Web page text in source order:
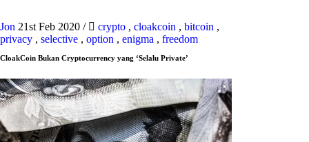
Jon 21st Feb 2020 / crypto , cloakcoin , bitcoin ,
privacy , selective , option , enigma , freedom
CloakCoin Bukan Cryptocurrency yang ‘Selalu Private’